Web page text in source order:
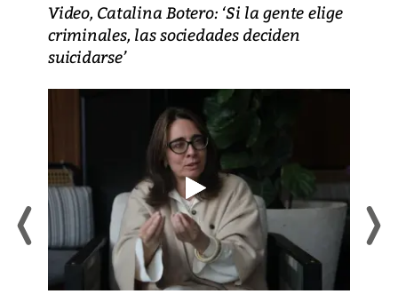
Video, Catalina Botero: ‘Si la gente elige
criminales, las sociedades deciden
suicidarse’